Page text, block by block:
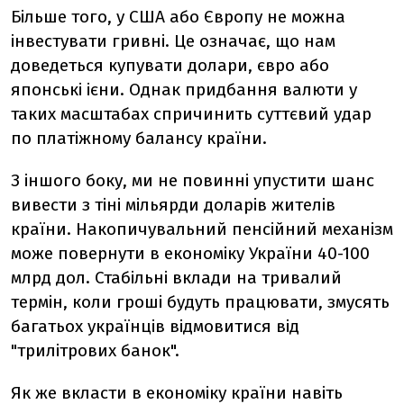
Більше того, у США або Європу не можна
інвестувати гривні. Це означає, що нам
доведеться купувати долари, євро або
японські ієни. Однак придбання валюти у
таких масштабах спричинить суттєвий удар
по платіжному балансу країни.
З іншого боку, ми не повинні упустити шанс
вивести з тіні мільярди доларів жителів
країни. Накопичувальний пенсійний механізм
може повернути в економіку України 40-100
млрд дол. Стабільні вклади на тривалий
термін, коли гроші будуть працювати, змусять
багатьох українців відмовитися від
"трилітрових банок".
Як же вкласти в економіку країни навіть